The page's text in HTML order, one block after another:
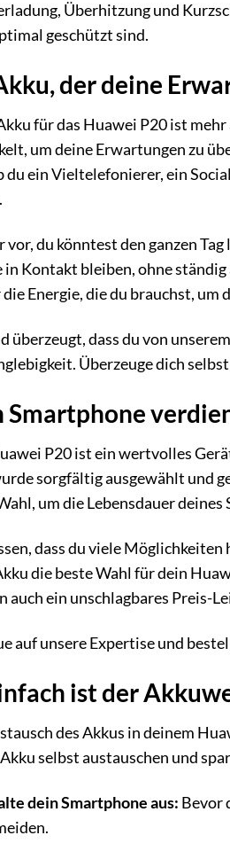
Überhitzung und
geschützt sind.
der deine
für das Huawei P20 ist
um deine Erwartungen zu
du ein Vieltelefonierer, ein
vor, du könntest den ganzen
in Kontakt bleiben, ohne
Energie, die du brauchst, um
überzeugt, dass du von
Überzeuge dich
Smartphone
P20 ist ein wertvolles
sorgfältig ausgewählt und
um die Lebensdauer
dass du viele Möglichkeiten
die beste Wahl für dein
auch ein unschlagbares Preis-
auf unsere Expertise und
ist der
des Akkus in deinem
selbst austauschen und
dein Smartphone aus: Bevor